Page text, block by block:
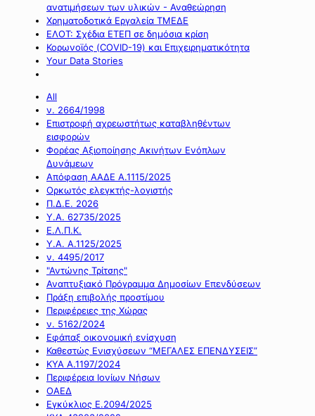
ανατιμήσεων των υλικών - Αναθεώρηση
Χρηματοδοτικά Εργαλεία ΤΜΕΔΕ
ΕΛΟΤ: Σχέδια ΕΤΕΠ σε δημόσια κρίση
Κορωνοϊός (COVID-19) και Επιχειρηματικότητα
Your Data Stories
All
ν. 2664/1998
Επιστροφή αχρεωστήτως καταβληθέντων
εισφορών
Φορέας Αξιοποίησης Ακινήτων Ενόπλων
Δυνάμεων
Απόφαση ΑΑΔΕ Α.1115/2025
Ορκωτός ελεγκτής-λογιστής
Π.Δ.Ε. 2026
Υ.Α. 62735/2025
Ε.Λ.Π.Κ.
Υ.Α. Α.1125/2025
ν. 4495/2017
"Αντώνης Τρίτσης"
Αναπτυξιακό Πρόγραμμα Δημοσίων Επενδύσεων
Πράξη επιβολής προστίμου
Περιφέρειες της Χώρας
ν. 5162/2024
Εφάπαξ οικονομική ενίσχυση
Καθεστώς Ενισχύσεων “ΜΕΓΑΛΕΣ ΕΠΕΝΔΥΣΕΙΣ”
ΚΥΑ Α.1197/2024
Περιφέρεια Ιονίων Νήσων
ΟΑΕΔ
Εγκύκλιος Ε.2094/2025